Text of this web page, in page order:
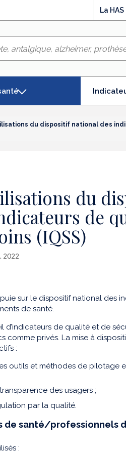
La HAS
du dispositif national des
du
de
(IQSS)
2022
sur le dispositif national des
de santé.
de qualité et de
comme privés. La mise à
:
outils et méthodes de pilotage
des usagers ;
par la qualité.
de santé/professionnels
: